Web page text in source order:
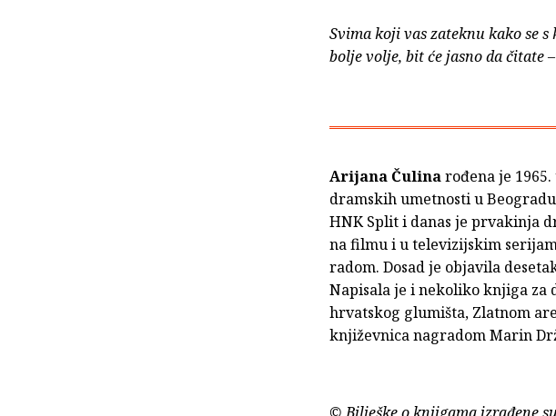
Svima koji vas zateknu kako se
bolje volje, bit će jasno da
Arijana Čulinarođena je
dramskih umetnosti u
HNK Split i danas je prvakinja
na filmu i u televizijskim
radom. Dosad je objavila
Napisala je i nekoliko knjiga za
hrvatskog glumišta, Zlatnom
književnica nagradom Marin